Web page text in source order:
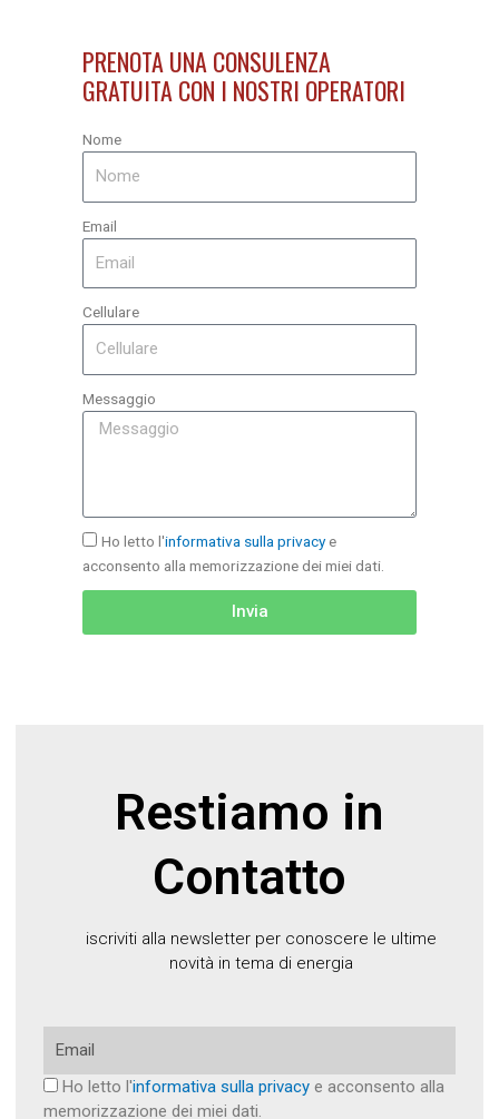
PRENOTA UNA CONSULENZA
GRATUITA CON I NOSTRI OPERATORI
Nome
Email
Cellulare
Messaggio
Ho letto l'informativa sulla privacye
acconsento alla memorizzazione dei miei dati.
Invia
Restiamo in
Contatto
iscriviti alla newsletter per conoscere le ultime
novità in tema di energia
Ho letto l'informativa sulla privacye acconsento alla
memorizzazione dei miei dati.